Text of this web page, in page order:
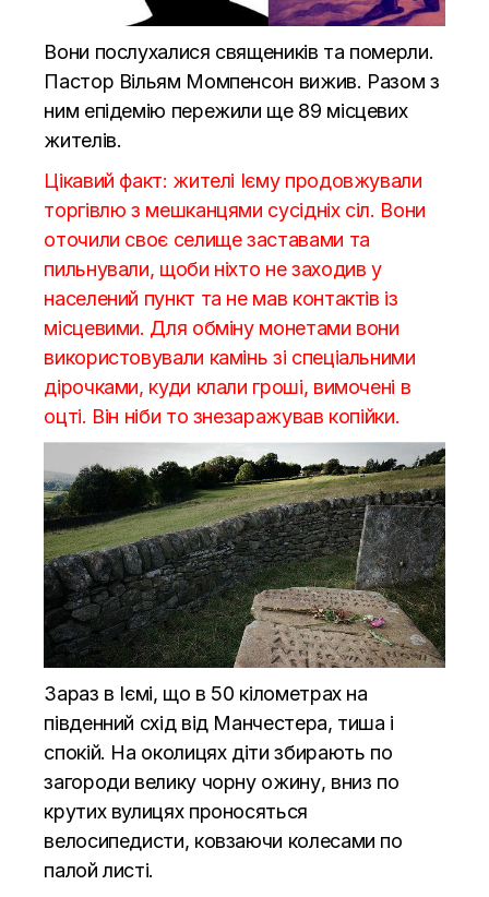
Вони послухалися священиків та померли.
Пастор Вільям Момпенсон вижив. Разом з
ним епідемію пережили ще 89 місцевих
жителів.
Цікавий факт: жителі Ієму продовжували
торгівлю з мешканцями сусідніх сіл. Вони
оточили своє селище заставами та
пильнували, щоби ніхто не заходив у
населений пункт та не мав контактів із
місцевими. Для обміну монетами вони
використовували камінь зі спеціальними
дірочками, куди клали гроші, вимочені в
оцті. Він ніби то знезаражував копійки.
Зараз в Іємі, що в 50 кілометрах на
південний схід від Манчестера, тиша і
спокій. На околицях діти збирають по
загороди велику чорну ожину, вниз по
крутих вулицях проносяться
велосипедисти, ковзаючи колесами по
палой листі.